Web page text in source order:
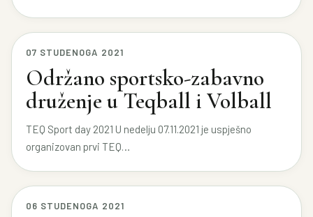
07 STUDENOGA 2021
Održano sportsko-zabavno
druženje u Teqball i Volball
TEQ Sport day 2021 U nedelju 07.11.2021 je uspješno
organizovan prvi TEQ…
06 STUDENOGA 2021